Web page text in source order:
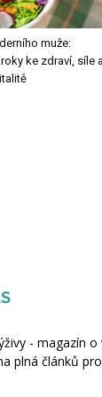
muže:
ke zdraví, síle
- magazín
plná článků